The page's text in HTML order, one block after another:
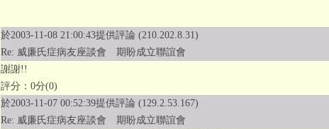
於2003-11-08 21:00:43提供評論 (210.202.8.31)
Re: 威廉氏症病友座談會 期盼成立聯誼會
謝謝!!
評分：0分(0)
於2003-11-07 00:52:39提供評論 (129.2.53.167)
Re: 威廉氏症病友座談會 期盼成立聯誼會